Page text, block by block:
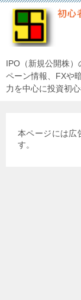
IPO（新規公開株
ペーン情報、FXや
力を中心に投資初
本ページには広
す。